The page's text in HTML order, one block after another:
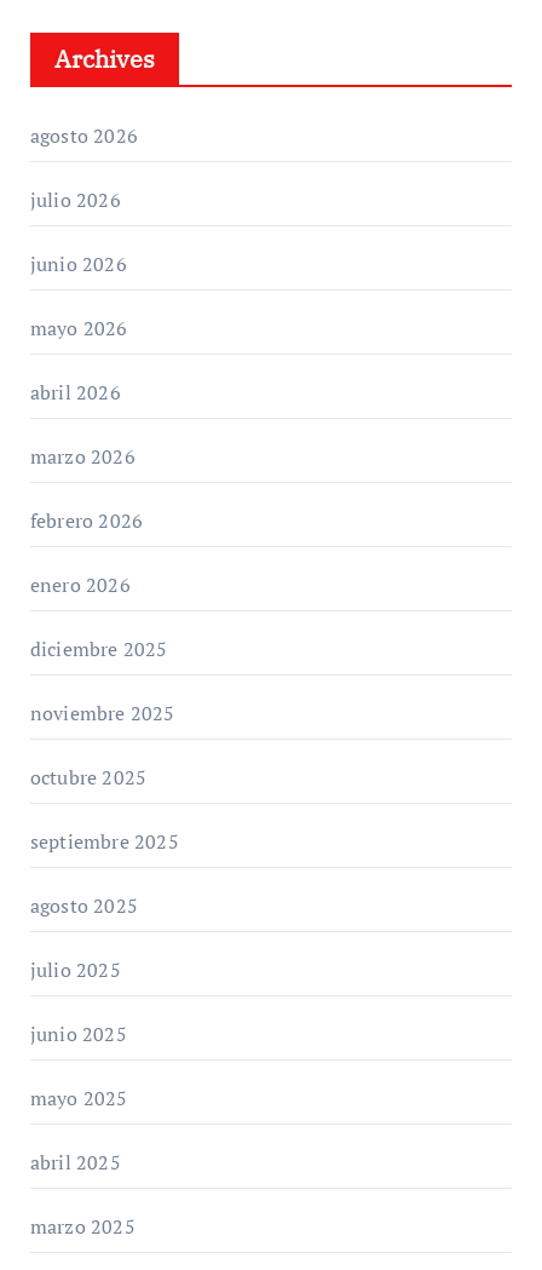
Archives
agosto 2026
julio 2026
junio 2026
mayo 2026
abril 2026
marzo 2026
febrero 2026
enero 2026
diciembre 2025
noviembre 2025
octubre 2025
septiembre 2025
agosto 2025
julio 2025
junio 2025
mayo 2025
abril 2025
marzo 2025